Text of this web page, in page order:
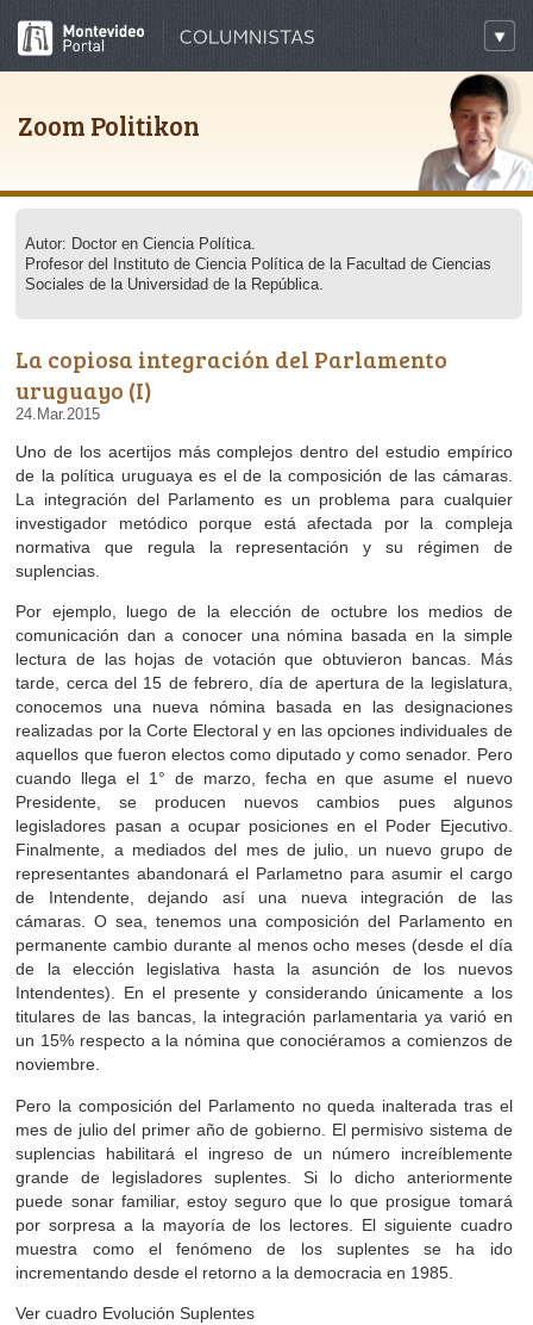
Zoom Politikon
Autor: Doctor en Ciencia Política.
Profesor del Instituto de Ciencia Política de la Facultad de Ciencias
Sociales de la Universidad de la República.
La copiosa integración del Parlamento
uruguayo (I)
24.Mar.2015
Uno de los acertijos más complejos dentro del estudio empírico
de la política uruguaya es el de la composición de las cámaras.
La integración del Parlamento es un problema para cualquier
investigador metódico porque está afectada por la compleja
normativa que regula la representación y su régimen de
suplencias.
Por ejemplo, luego de la elección de octubre los medios de
comunicación dan a conocer una nómina basada en la simple
lectura de las hojas de votación que obtuvieron bancas. Más
tarde, cerca del 15 de febrero, día de apertura de la legislatura,
conocemos una nueva nómina basada en las designaciones
realizadas por la Corte Electoral y en las opciones individuales de
aquellos que fueron electos como diputado y como senador. Pero
cuando llega el 1° de marzo, fecha en que asume el nuevo
Presidente, se producen nuevos cambios pues algunos
legisladores pasan a ocupar posiciones en el Poder Ejecutivo.
Finalmente, a mediados del mes de julio, un nuevo grupo de
representantes abandonará el Parlametno para asumir el cargo
de Intendente, dejando así una nueva integración de las
cámaras. O sea, tenemos una composición del Parlamento en
permanente cambio durante al menos ocho meses (desde el día
de la elección legislativa hasta la asunción de los nuevos
Intendentes). En el presente y considerando únicamente a los
titulares de las bancas, la integración parlamentaria ya varió en
un 15% respecto a la nómina que conociéramos a comienzos de
noviembre.
Pero la composición del Parlamento no queda inalterada tras el
mes de julio del primer año de gobierno. El permisivo sistema de
suplencias habilitará el ingreso de un número increíblemente
grande de legisladores suplentes. Si lo dicho anteriormente
puede sonar familiar, estoy seguro que lo que prosigue tomará
por sorpresa a la mayoría de los lectores. El siguiente cuadro
muestra como el fenómeno de los suplentes se ha ido
incrementando desde el retorno a la democracia en 1985.
Ver cuadro Evolución Suplentes